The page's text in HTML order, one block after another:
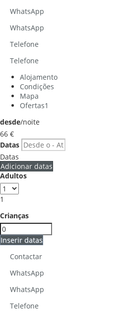
WhatsApp
WhatsApp
Telefone
Telefone
Alojamento
Condições
Mapa
Ofertas1
desde/noite
66 €
Datas
Datas
Adicionar datas
Adultos
1
Crianças
Inserir datas
Contactar
WhatsApp
WhatsApp
Telefone